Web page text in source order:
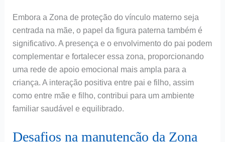
Embora a Zona de proteção do vínculo materno seja
centrada na mãe, o papel da figura paterna também é
significativo. A presença e o envolvimento do pai podem
complementar e fortalecer essa zona, proporcionando
uma rede de apoio emocional mais ampla para a
criança. A interação positiva entre pai e filho, assim
como entre mãe e filho, contribui para um ambiente
familiar saudável e equilibrado.
Desafios na manutenção da Zona